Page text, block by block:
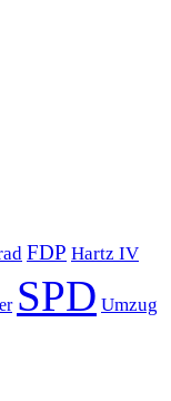
FDP Hartz IV
SPD Umzug